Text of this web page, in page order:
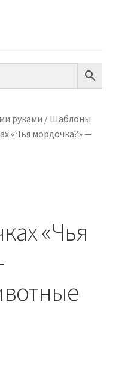
меню
меню
руками / Шаблоны
«Чья мордочка?» —
«Чья